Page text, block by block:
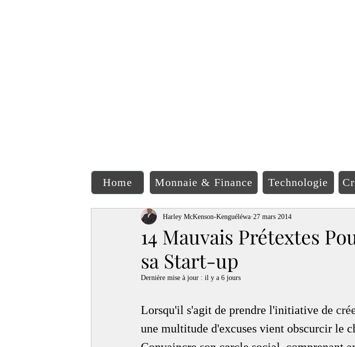
Home Monnaie & Finance Technologie
14 Mauvais Prétextes
sa Start-up
Harley McKenson-Kenguéléwa 27 mars 2014
Dernière mise à jour : il y a 6 jours
Lorsqu'il s'agit de prendre l'initiative de
une multitude d'excuses vient obscurcir le